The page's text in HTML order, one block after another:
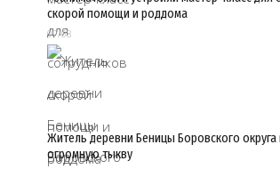
скорой помощи и роддома
07/08
Житель деревни Беницы Боровского округа
огромную тыкву